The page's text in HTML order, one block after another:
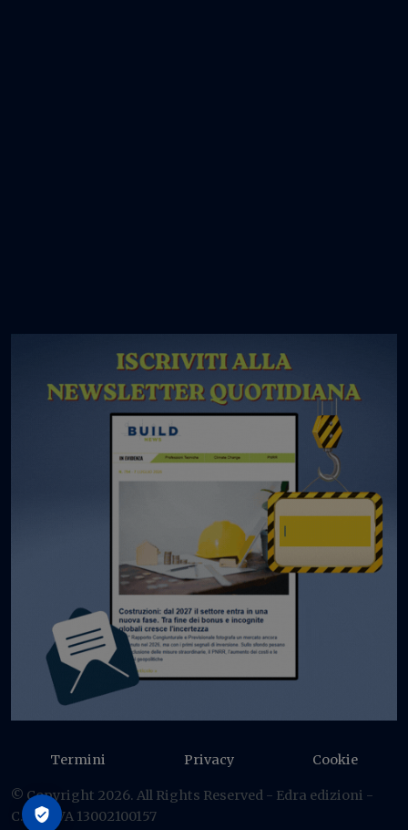
Termini Privacy Cookie
© Copyright 2026. All Rights Reserved - Edra edizioni -
C.F./P IVA 13002100157